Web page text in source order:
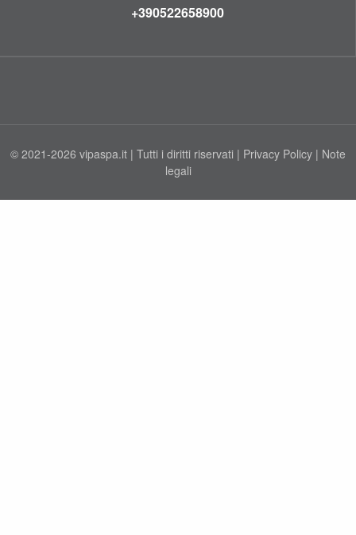
+390522658900
© 2021-2026 vipaspa.it | Tutti i diritti riservati | Privacy Policy | Note
legali